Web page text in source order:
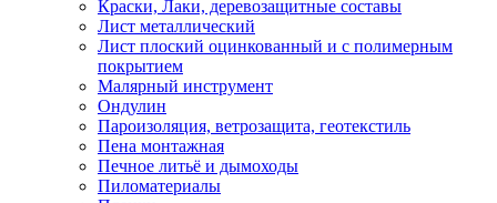
Краски, Лаки, деревозащитные составы
Лист металлический
Лист плоский оцинкованный и с полимерным
покрытием
Малярный инструмент
Ондулин
Пароизоляция, ветрозащита, геотекстиль
Пена монтажная
Печное литьё и дымоходы
Пиломатериалы